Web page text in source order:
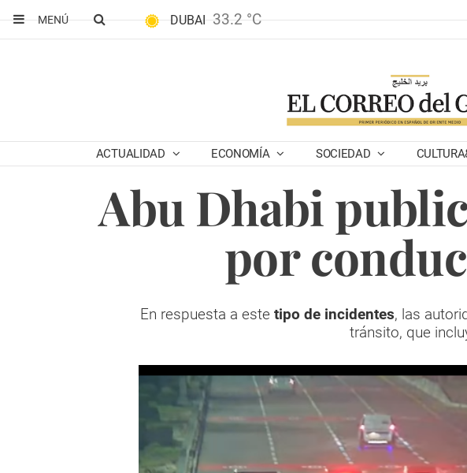
MENÚ
DUBAI 33.2 °C
ACTUALIDAD ECONOMÍA SOCIEDAD
Abu Dhabi
por
En respuesta a este tipo de incidentes, las
tránsito, que